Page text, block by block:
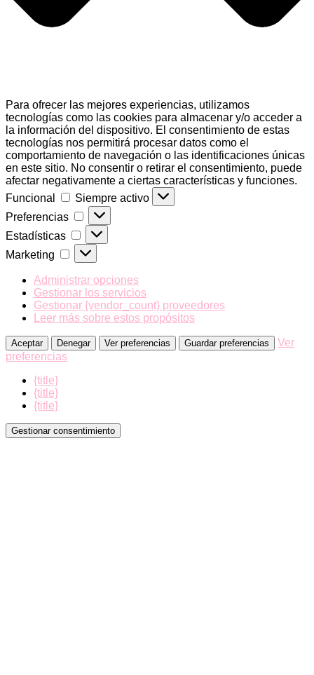
Para ofrecer las mejores experiencias, utilizamos
tecnologías como las cookies para almacenar y/o acceder a
la información del dispositivo. El consentimiento de estas
tecnologías nos permitirá procesar datos como el
comportamiento de navegación o las identificaciones únicas
en este sitio. No consentir o retirar el consentimiento, puede
afectar negativamente a ciertas características y funciones.
Funcional
Funcional
Siempre activo
Preferencias
Preferencias
Estadísticas Estadísticas
Marketing Marketing
Administrar opciones
Gestionar los servicios
Gestionar {vendor_count} proveedores
Leer más sobre estos propósitos
Aceptar Denegar Ver preferencias Guardar preferencias
Ver
preferencias
{title}
{title}
{title}
Gestionar consentimiento